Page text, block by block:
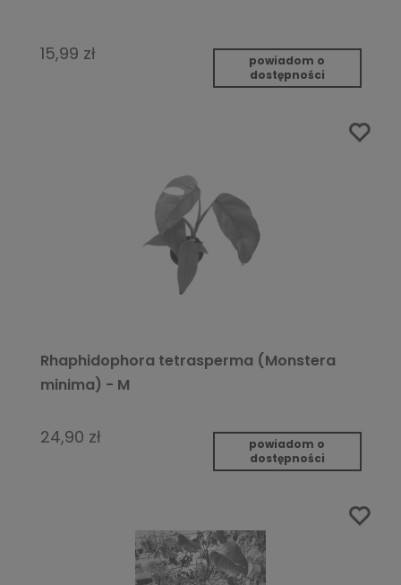
15,99 zł
powiadom o
dostępności
Rhaphidophora tetrasperma (Monstera
minima) - M
24,90 zł
powiadom o
dostępności